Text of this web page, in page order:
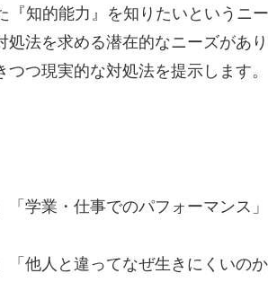
知的能力』を知りたいというニ
法を求める潜在的なニーズがあり
つ現実的な対処法を提示します。
学業・仕事でのパフォーマンス
他人と違ってなぜ生きにくいの